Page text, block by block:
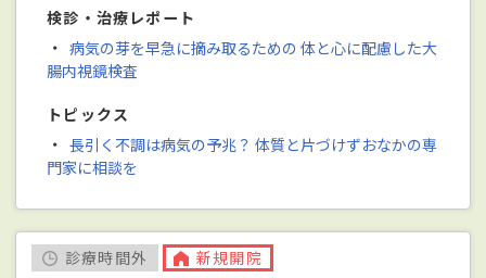
検診・治療レポート
・ 病気の芽を早急に摘み取るための 体と心に配慮した大
腸内視鏡検査
トピックス
・ 長引く不調は病気の予兆？ 体質と片づけずおなかの専
門家に相談を
診療時間外 新規開院